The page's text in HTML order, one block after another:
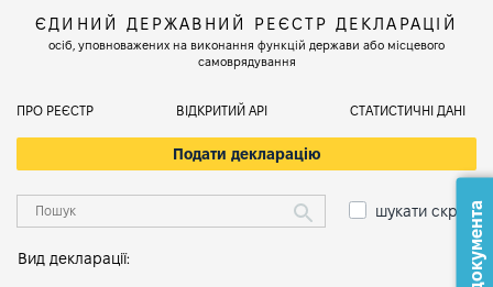
ЄДИНИЙ ДЕРЖАВНИЙ РЕЄСТР ДЕКЛАРАЦІЙ
осіб, уповноважених на виконання функцій держави або місцевого
самоврядування
ПРО РЕЄСТР ВІДКРИТИЙ АРІ СТАТИСТИЧНІ ДАНІ
Подати декларацію
шукати скрізь
Вид декларації: